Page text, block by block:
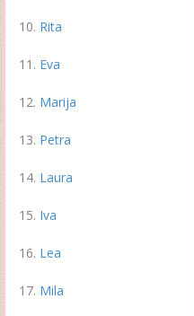
Rita
Eva
Marija
Petra
Laura
Iva
Lea
Mila